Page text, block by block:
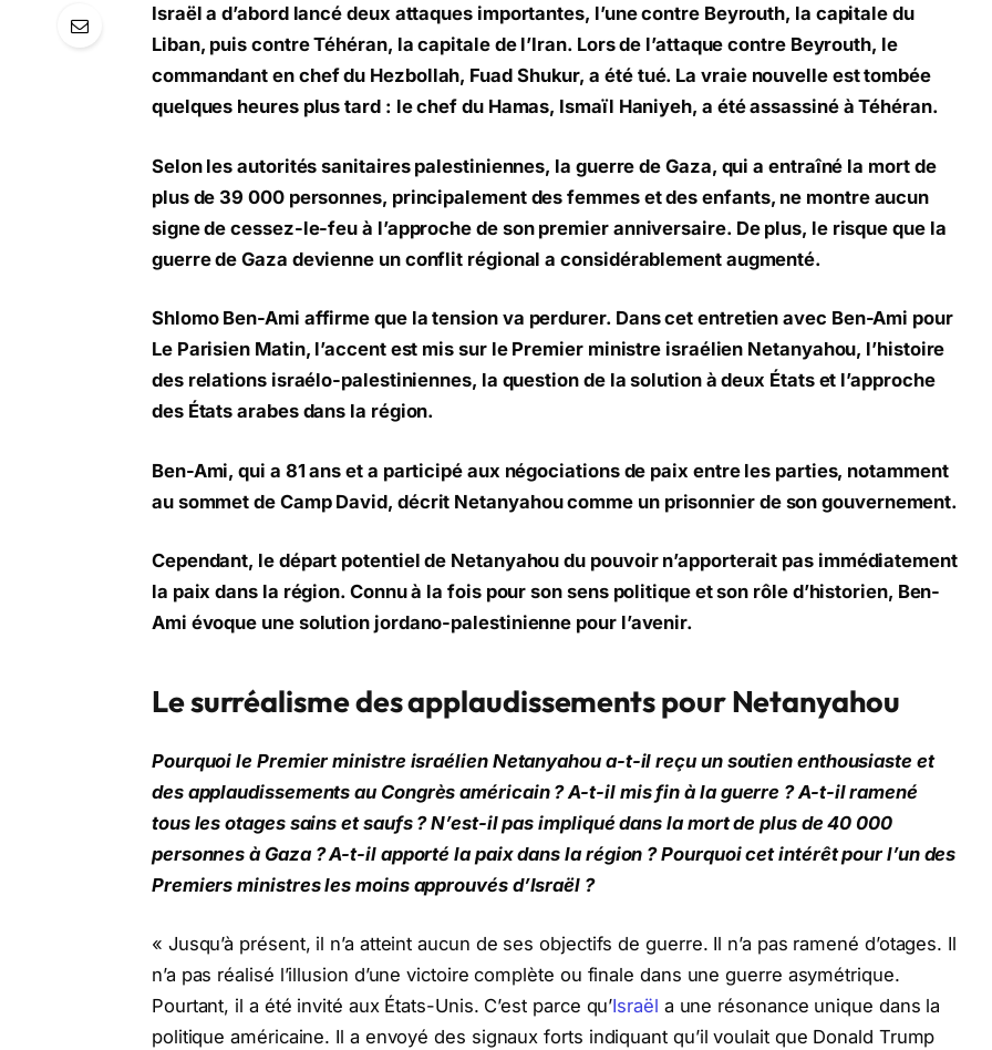
Israël a d’abord lancé deux attaques importantes, l’une contre Beyrouth, la capitale du
Liban, puis contre Téhéran, la capitale de l’Iran. Lors de l’attaque contre Beyrouth, le
commandant en chef du Hezbollah, Fuad Shukur, a été tué. La vraie nouvelle est tombée
quelques heures plus tard : le chef du Hamas, Ismaïl Haniyeh, a été assassiné à Téhéran.
Selon les autorités sanitaires palestiniennes, la guerre de Gaza, qui a entraîné la mort de
plus de 39 000 personnes, principalement des femmes et des enfants, ne montre aucun
signe de cessez-le-feu à l’approche de son premier anniversaire. De plus, le risque que la
guerre de Gaza devienne un conflit régional a considérablement augmenté.
Shlomo Ben-Ami affirme que la tension va perdurer. Dans cet entretien avec Ben-Ami pour
Le Parisien Matin, l’accent est mis sur le Premier ministre israélien Netanyahou, l’histoire
des relations israélo-palestiniennes, la question de la solution à deux États et l’approche
des États arabes dans la région.
Ben-Ami, qui a 81 ans et a participé aux négociations de paix entre les parties, notamment
au sommet de Camp David, décrit Netanyahou comme un prisonnier de son gouvernement.
Cependant, le départ potentiel de Netanyahou du pouvoir n’apporterait pas immédiatement
la paix dans la région. Connu à la fois pour son sens politique et son rôle d’historien, Ben-
Ami évoque une solution jordano-palestinienne pour l’avenir.
Le surréalisme des applaudissements pour Netanyahou
Pourquoi le Premier ministre israélien Netanyahou a-t-il reçu un soutien enthousiaste et
des applaudissements au Congrès américain ? A-t-il mis fin à la guerre ? A-t-il ramené
tous les otages sains et saufs ? N’est-il pas impliqué dans la mort de plus de 40 000
personnes à Gaza ? A-t-il apporté la paix dans la région ? Pourquoi cet intérêt pour l’un des
Premiers ministres les moins approuvés d’Israël ?
« Jusqu’à présent, il n’a atteint aucun de ses objectifs de guerre. Il n’a pas ramené d’otages. Il
n’a pas réalisé l’illusion d’une victoire complète ou finale dans une guerre asymétrique.
Pourtant, il a été invité aux États-Unis. C’est parce qu’Israël a une résonance unique dans la
politique américaine. Il a envoyé des signaux forts indiquant qu’il voulait que Donald Trump